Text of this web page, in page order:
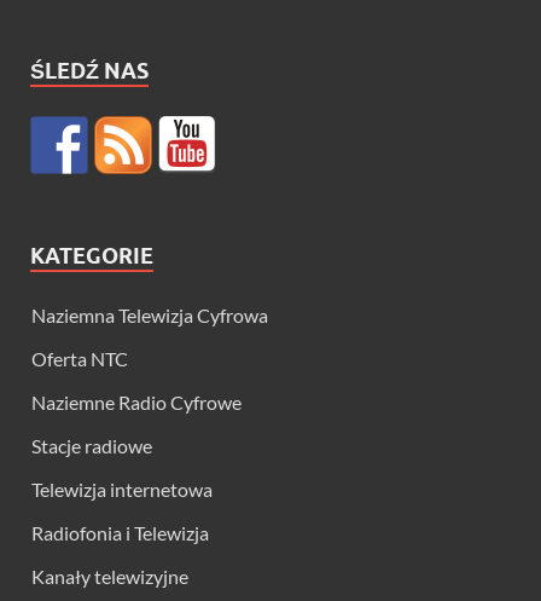
ŚLEDŹ NAS
KATEGORIE
Naziemna Telewizja Cyfrowa
Oferta NTC
Naziemne Radio Cyfrowe
Stacje radiowe
Telewizja internetowa
Radiofonia i Telewizja
Kanały telewizyjne